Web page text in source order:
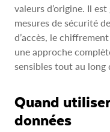
valeurs d’origine. Il
mesures de sécurité
d’accès, le
une approche
sensibles tout au long
Quand
données